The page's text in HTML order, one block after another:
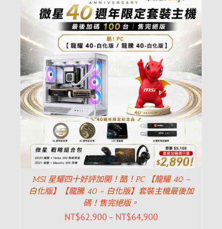
MSI 星耀四十好評加開！酷！PC 【龍耀 40 –
白化版】【龍騰 40 – 白化版】套裝主機最後加
碼！售完絕版。
NT$62,900 – NT$64,900